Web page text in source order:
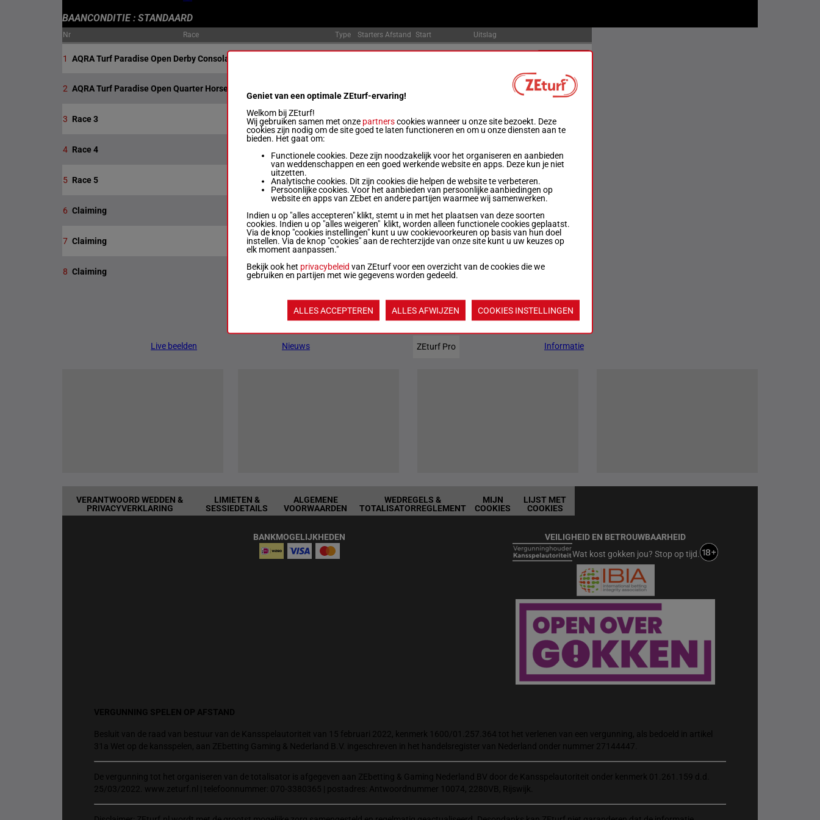
BAANCONDITIE : STANDAARD
Nr Race Type Starters Afstand Start Uitslag
1 AQRA Turf Paradise Open Derby Consolation Stakes (Stakes)
2 AQRA Turf Paradise Open Quarter Horse Derby (Stakes) 7 - 6 - 4 - 2 Uitslagen
3 Race 3 6 1600m21:28Officiële uitslag: 7 - 6 - 5 - 4 Uitslagen
4 Race 4 Uitslagen
5 Race 5 10 1600m22:29Officiële uitslag: 3 - 8 - 6 - 2
6 Claiming 8 22:59 Officiële uitslag: 3 - 9 - 7 - 2
7 Claiming 12 1200m23:31 Officiële uitslag: 4 - 2 - 3 - 1 Uitslagen
8 Claiming 10 1600m00:05 Officiële uitslag: 4 - 2 - 5 - 3
Jouw favoriete paarden
Live beelden Nieuws ZEturf Pro Informatie
VERANTWOORD WEDDEN &
PRIVACYVERKLARING
LIMIETEN &
SESSIEDETAILS
ALGEMENE
VOORWAARDEN
WEDREGELS &
TOTALISATORREGLEMENT
MIJN
COOKIES
LIJST MET
COOKIES
BANKMOGELIJKHEDEN
VEILIGHEID EN BETROUWBAARHEID
Wat kost gokken jou? Stop op tijd.
VERGUNNING SPELEN OP AFSTAND
Besluit van de raad van bestuur van de Kansspelautoriteit van 15 februari 2022, kenmerk 1600/01.257.364 tot het verlenen van een vergunning, als bedoeld in artikel
31a Wet op de kansspelen, aan ZEbetting Gaming & Nederland B.V. ingeschreven in het handelsregister van Nederland onder nummer 27144447.
De vergunning tot het organiseren van de totalisator is afgegeven aan ZEbetting & Gaming Nederland BV door de Kansspelautoriteit onder kenmerk 01.261.159 d.d.
25/03/2022. www.zeturf.nl | telefoonnummer: 070-3380365 | postadres: Antwoordnummer 10074, 2280VB, Rijswijk.
Geniet van een optimale ZEturf-ervaring!
Welkom bij ZEturf!
Wij gebruiken samen met onze partnerscookies wanneer u onze site bezoekt. Deze
cookies zijn nodig om de site goed te laten functioneren en om u onze diensten aan te
bieden. Het gaat om:
Functionele cookies. Deze zijn noodzakelijk voor het organiseren en aanbieden
van weddenschappen en een goed werkende website en apps. Deze kun je niet
uitzetten.
Analytische cookies. Dit zijn cookies die helpen de website te verbeteren.
Persoonlijke cookies. Voor het aanbieden van persoonlijke aanbiedingen op
website en apps van ZEbet en andere partijen waarmee wij samenwerken.
Indien u op "alles accepteren" klikt, stemt u in met het plaatsen van deze soorten
cookies. Indien u op "alles weigeren" klikt, worden alleen functionele cookies geplaatst.
Via de knop "cookies instellingen" kunt u uw cookievoorkeuren op basis van hun doel
instellen. Via de knop "cookies" aan de rechterzijde van onze site kunt u uw keuzes op
elk moment aanpassen."
Bekijk ook het privacybeleid van ZEturf voor een overzicht van de cookies die we
gebruiken en partijen met wie gegevens worden gedeeld.
ALLES ACCEPTEREN ALLES AFWIJZEN COOKIES INSTELLINGEN